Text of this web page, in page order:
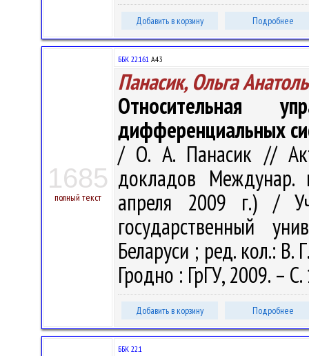
Добавить в корзину Подробнее
1685
полный текст
ББК 22.161 А43
Панасик, Ольга
Относительная
дифференциальных
/ О. А. Панасик //
докладов Междунар.
апреля 2009 г.) /
государственный
Беларуси ; ред. кол.:
Гродно : ГрГУ, 2009. –
Добавить в корзину Подробнее
ББК 22.1